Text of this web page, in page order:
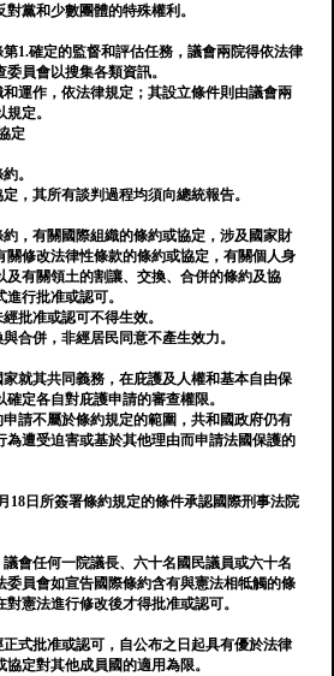
黨和少數團體的特殊權利。
第1.確定的監督和評估任務，議會兩院得依法律
員會以搜集各類資訊。
運作，依法律規定；其設立條件則由議會兩
定。
定
。
，其所有談判過程均須向總統報告。
，有關國際組織的條約或協定，涉及國家財
關修改法律性條款的條約或協定，有關個人身
及有關領土的割讓、交換、合併的條約及協
行批准或認可。
批准或認可不得生效。
合併，非經居民同意不產生效力。
就其共同義務，在庇護及人權和基本自由保
定各自對庇護申請的審查權限。
請不屬於條約規定的範圍，共和國政府仍有
為遭受迫害或基於其他理由而申請法國保護的
18日所簽署條約規定的條件承認國際刑事法院
會任何一院議長、六十名國民議員或六十名
委員會如宣告國際條約含有與憲法相牴觸的條
憲法進行修改後才得批准或認可。
式批准或認可，自公布之日起具有優於法律
定對其他成員國的適用為限。